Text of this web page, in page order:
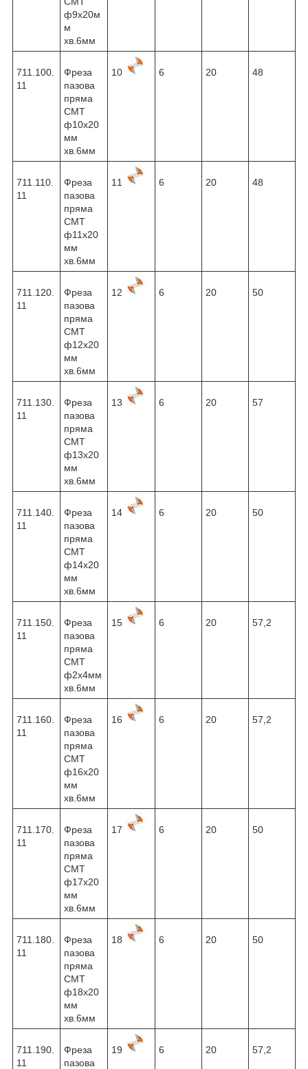
ф9х20м
м
хв.6мм
711.100.
11
Фреза
пазова
пряма
CMT
ф10х20
мм
хв.6мм
10 6 20 48
711.110.
11
Фреза
пазова
пряма
CMT
ф11х20
мм
хв.6мм
11 6 20 48
711.120.
11
Фреза
пазова
пряма
CMT
ф12х20
мм
хв.6мм
12 6 20 50
711.130.
11
Фреза
пазова
пряма
CMT
ф13х20
мм
хв.6мм
13 6 20 57
711.140.
11
Фреза
пазова
пряма
CMT
ф14х20
мм
хв.6мм
14 6 20 50
711.150.
11
Фреза
пазова
пряма
CMT
ф2х4мм
хв.6мм
15 6 20 57,2
711.160.
11
Фреза
пазова
пряма
CMT
ф16х20
мм
хв.6мм
16 6 20 57,2
711.170.
11
Фреза
пазова
пряма
CMT
ф17х20
мм
хв.6мм
17 6 20 50
711.180.
11
Фреза
пазова
пряма
CMT
ф18х20
мм
хв.6мм
18 6 20 50
711.190.
11
Фреза
пазова
19 6 20 57,2